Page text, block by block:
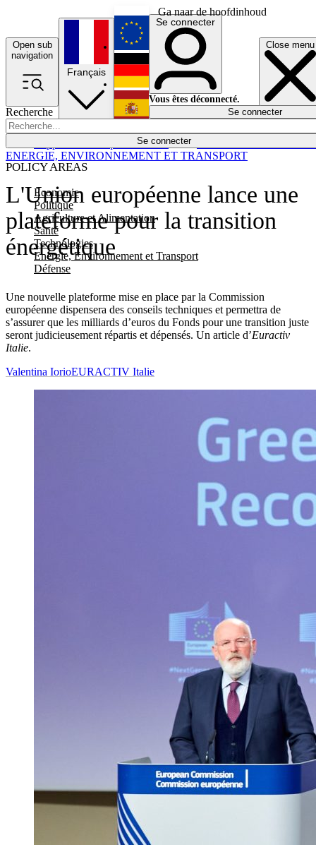
Ga naar de hoofdinhoud
Open sub
navigation
Close menu
Recherche
Se connecter
POLICY AREAS
Economie
Politique
Agriculture et Alimentation
Santé
Technologies
Energie, Environnement et Transport
Défense
Économie
Français
English
Deutsch
Español
Se connecter
Vous êtes déconnecté.
Se connecter
L'Union européenne lance une
plateforme pour la transition
énergétique
Une nouvelle plateforme mise en place par la Commission
européenne dispensera des conseils techniques et permettra de
s’assurer que les milliards d’euros du Fonds pour une transition juste
seront judicieusement répartis et dépensés. Un article d’Euractiv
Italie.
ENERGIE, ENVIRONNEMENT ET TRANSPORT
Valentina IorioEURACTIV Italie